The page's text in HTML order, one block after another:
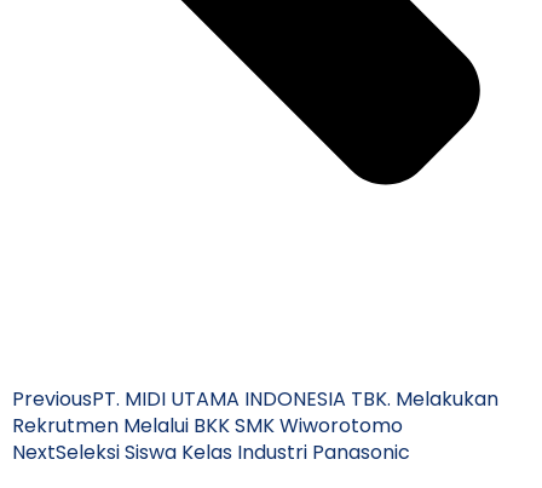
PreviousPT. MIDI UTAMA INDONESIA TBK. Melakukan
Rekrutmen Melalui BKK SMK Wiworotomo
NextSeleksi Siswa Kelas Industri Panasonic